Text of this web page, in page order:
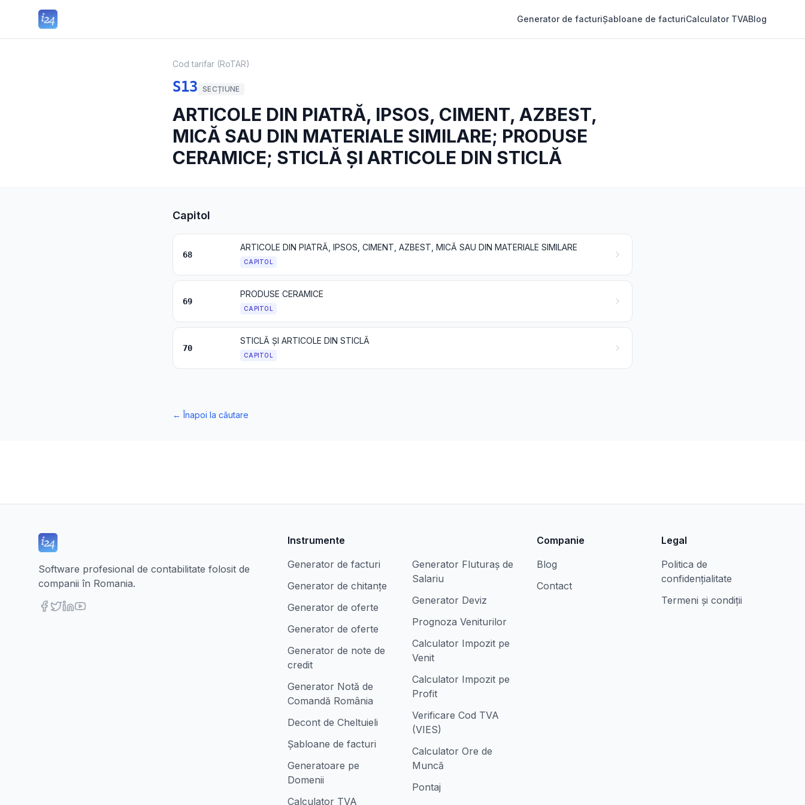
Generator de facturiȘabloane de facturiCalculator TVABlog
Cod tarifar (RoTAR)
S13 SECȚIUNE
ARTICOLE DIN PIATRĂ, IPSOS, CIMENT, AZBEST,
MICĂ SAU DIN MATERIALE SIMILARE; PRODUSE
CERAMICE; STICLĂ ȘI ARTICOLE DIN STICLĂ
Capitol
68
ARTICOLE DIN PIATRĂ, IPSOS, CIMENT, AZBEST, MICĂ SAU DIN MATERIALE SIMILARE
CAPITOL
69
PRODUSE CERAMICE
CAPITOL
70
STICLĂ ȘI ARTICOLE DIN STICLĂ
CAPITOL
←Înapoi la căutare
Software profesional de contabilitate folosit de
companii în Romania.
Instrumente
Generator de facturi
Generator de chitanțe
Generator de oferte
Generator de oferte
Generator de note de
credit
Generator Notă de
Comandă România
Decont de Cheltuieli
Șabloane de facturi
Generatoare pe
Domenii
Calculator TVA
Generator Fluturaș de
Salariu
Generator Deviz
Prognoza Veniturilor
Calculator Impozit pe
Venit
Calculator Impozit pe
Profit
Verificare Cod TVA
(VIES)
Calculator Ore de
Muncă
Pontaj
Companie
Blog
Contact
Legal
Politica de
confidențialitate
Termeni și condiții